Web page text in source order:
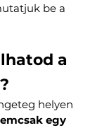
be a
a
helyen
egy